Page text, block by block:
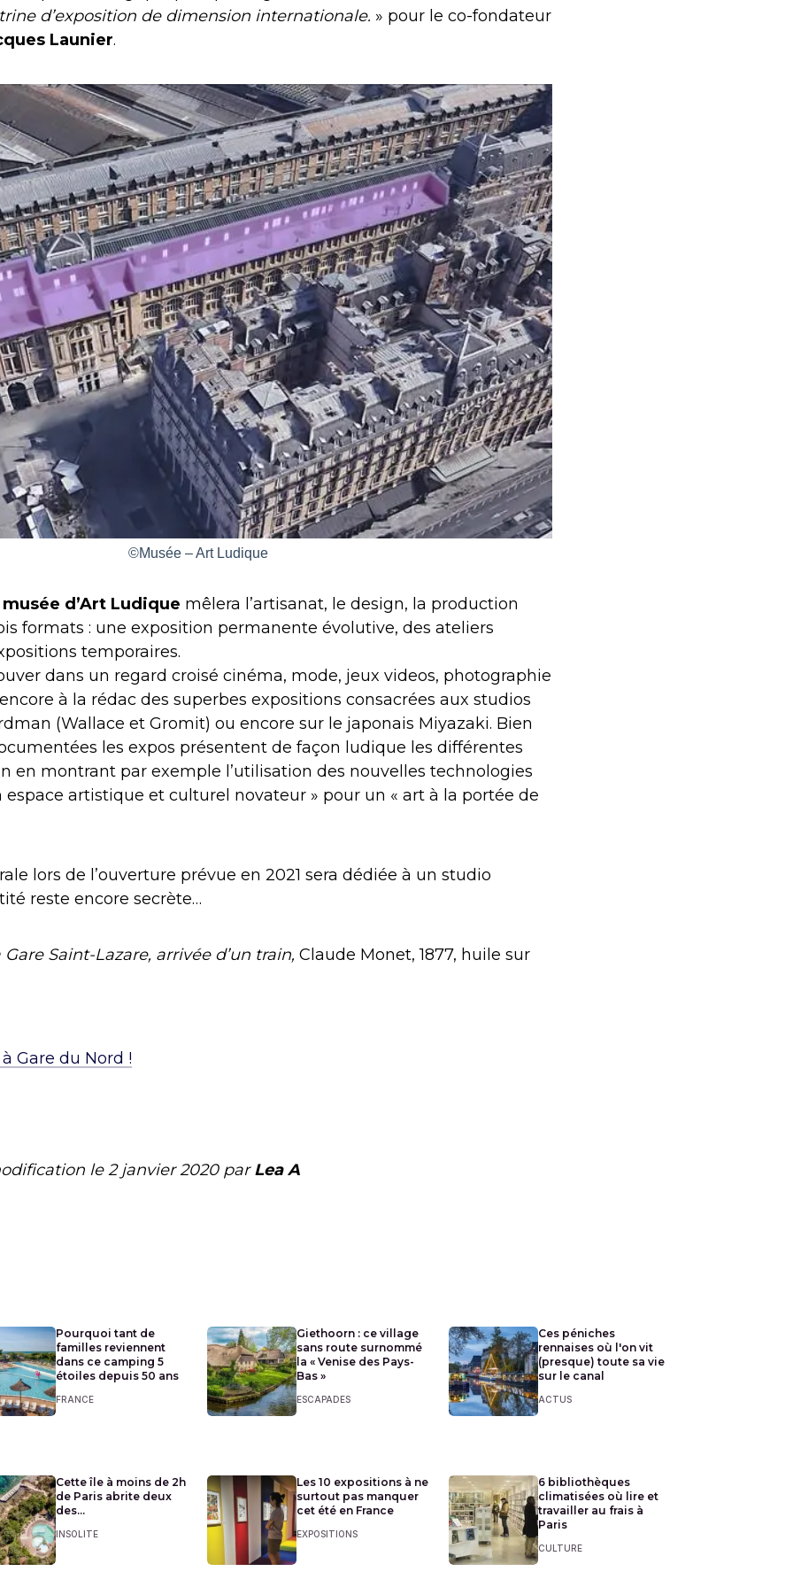
d’exposition de dimension internationale. » pour le co-fondateur
Launier.
©Musée – Art Ludique
musée d’Art Ludique mêlera l’artisanat, le design, la production
formats : une exposition permanente évolutive, des ateliers
temporaires.
dans un regard croisé cinéma, mode, jeux videos, photographie
à la rédac des superbes expositions consacrées aux studios
(Wallace et Gromit) ou encore sur le japonais Miyazaki. Bien
les expos présentent de façon ludique les différentes
en montrant par exemple l’utilisation des nouvelles technologies
espace artistique et culturel novateur » pour un « art à la portée de
lors de l’ouverture prévue en 2021 sera dédiée à un studio
reste encore secrète…
Gare Saint-Lazare, arrivée d’un train, Claude Monet, 1877, huile sur
Gare du Nord !
le2 janvier 2020 parLea A
Pourquoi tant de
familles reviennent
dans ce camping 5
étoiles depuis 50 ans
FRANCE
Giethoorn : ce village
sans route surnommé
la « Venise des Pays-
Bas »
ESCAPADES
Ces péniches
rennaises où l'on vit
(presque) toute sa vie
sur le canal
ACTUS
Cette île à moins de 2h
de Paris abrite deux
des...
INSOLITE
Les 10 expositions à ne
surtout pas manquer
cet été en France
EXPOSITIONS
6 bibliothèques
climatisées où lire et
travailler au frais à
Paris
CULTURE